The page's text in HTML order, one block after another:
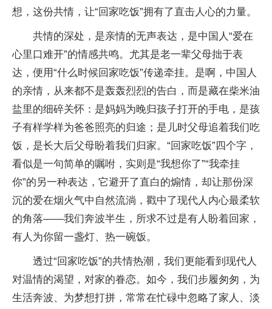
想，这份共情，让“回家吃饭”拥有了直击人心的力量。
共情的深处，是亲情的无声表达，是中国人“爱在
心里口难开”的情感共鸣。尤其是老一辈父母拙于表
达，便用“什么时候回家吃饭”传递牵挂。是啊，中国人
的亲情，从来都不是轰轰烈烈的告白，而是藏在柴米油
盐里的细碎关怀：是妈妈为晚归孩子打开的手电，是孩
子有样学样为爸爸照亮的归途；是儿时父母追着我们吃
饭，是长大后父母盼着我们归家。“回家吃饭”四个字，
看似是一句简单的嘱咐，实则是“我想你了”“我牵挂
你”的另一种表达，它避开了直白的煽情，却让那份深
沉的爱在烟火气中自然流淌，戳中了现代人内心最柔软
的角落——我们奔波半生，所求不过是有人盼着回家，
有人为你留一盏灯、热一碗饭。
透过“回家吃饭”的共情热潮，我们更能看到现代人
对温情的渴望，对家的眷恋。如今，我们步履匆匆，为
生活奔波、为梦想打拼，常常在忙碌中忽略了家人、淡